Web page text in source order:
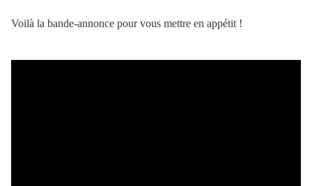
Voilà la bande-annonce pour vous mettre en appétit !